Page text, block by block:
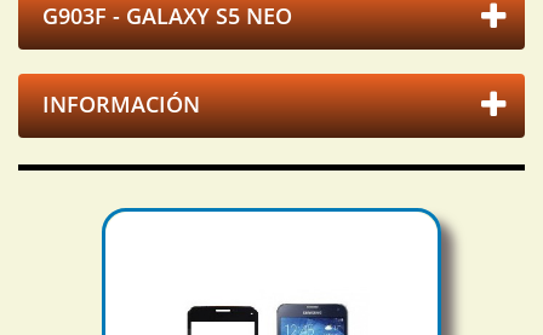
G903F - GALAXY S5 NEO
INFORMACIÓN